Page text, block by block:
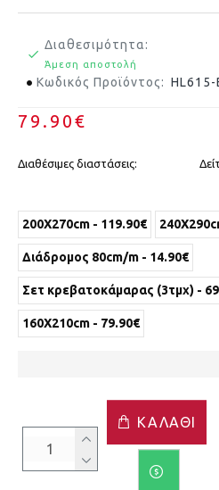
79.90€
Διαθεσιμότητα:
Άμεση αποστολή
Κωδικός Προϊόντος: HL615-
Διαθέσιμες διαστάσεις:
200X270cm - 119.90€
Διάδρομος 80cm/m - 14.90€
Σετ κρεβατοκάμαρας (3τμχ) -
160X210cm - 79.90€
ΚΑΛΆΘΙ